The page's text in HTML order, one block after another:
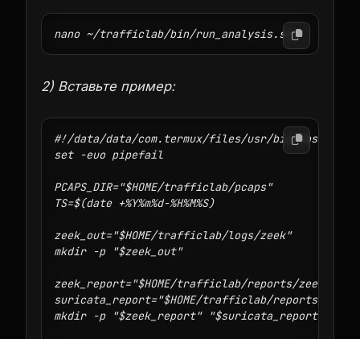
2) Вставьте пример:
#!/data/data/com.termux/files/usr/bin/bash
set -euo pipefail
PCAPS_DIR="$HOME/trafficlab/pcaps"
TS=$(date +%Y%m%d-%H%M%S)
zeek_out="$HOME/trafficlab/logs/zeek"
mkdir -p "$zeek_out"
zeek_report="$HOME/trafficlab/reports/zeek-$TS"
suricata_report="$HOME/trafficlab/reports/
mkdir -p "$zeek_report" "$suricata_report"